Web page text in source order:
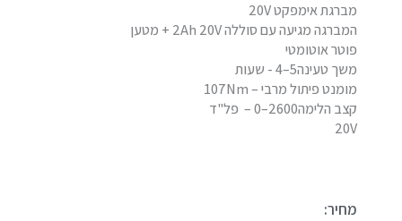
מברגת אימפקט 20V
המברגה מגיעה עם סוללה 2Ah 20V + מטען
פוטר אוטומטי
משך טעינה‎- 4–5 שעות
מומנט פיתול מרבי – 107Nm
קצב הלימה‎ – 0–2600 פל"ד
20V
מחיר: